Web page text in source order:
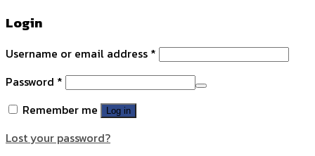
Login
Username or email address *
Password *
Remember me
Log in
Lost your password?